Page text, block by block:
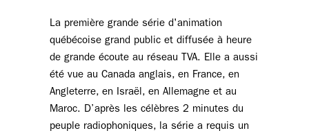
La première grande série d'animation
québécoise grand public et diffusée à heure
de grande écoute au réseau TVA. Elle a aussi
été vue au Canada anglais, en France, en
Angleterre, en Israël, en Allemagne et au
Maroc. D’après les célèbres 2 minutes du
peuple radiophoniques, la série a requis un